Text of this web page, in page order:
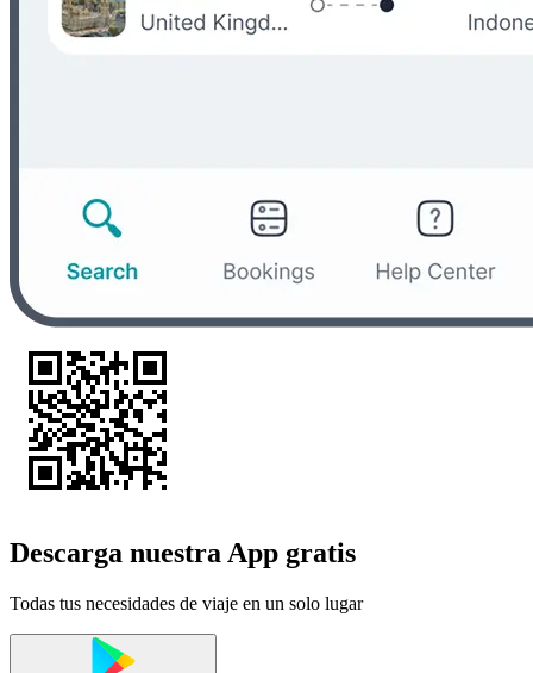
Descarga nuestra App gratis
Todas tus necesidades de viaje en un solo lugar